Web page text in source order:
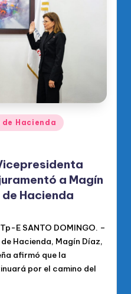
Hacienda
a Magín
Hacienda
E SANTO DOMINGO. –
Hacienda, Magín Díaz,
afirmó que la
por el camino del